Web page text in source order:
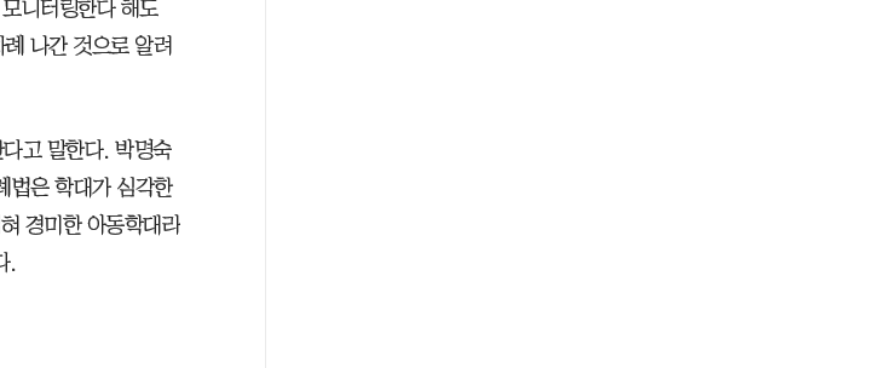
니터링한다 해도
나간 것으로 알려
고 말한다. 박명숙
법은 학대가 심각한
경미한 아동학대라
.